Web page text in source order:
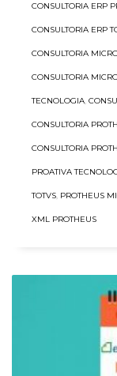
CONSULTORIA ERP
CONSULTORIA ERP
CONSULTORIA
CONSULTORIA
TECNOLOGIA,
CONSULTORIA
CONSULTORIA
PROATIVA
TOTVS, PROTHEUS
XML PROTHEUS